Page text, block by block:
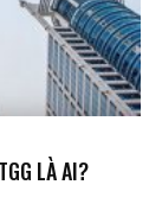
LÀ AI?